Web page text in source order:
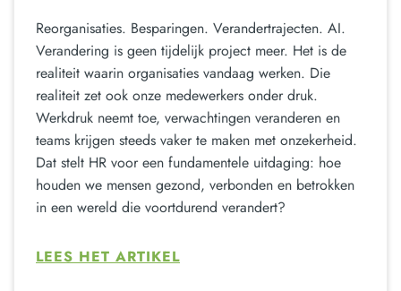
Reorganisaties. Besparingen. Verandertrajecten. AI.
Verandering is geen tijdelijk project meer. Het is de
realiteit waarin organisaties vandaag werken. Die
realiteit zet ook onze medewerkers onder druk.
Werkdruk neemt toe, verwachtingen veranderen en
teams krijgen steeds vaker te maken met onzekerheid.
Dat stelt HR voor een fundamentele uitdaging: hoe
houden we mensen gezond, verbonden en betrokken
in een wereld die voortdurend verandert?
LEES HET ARTIKEL